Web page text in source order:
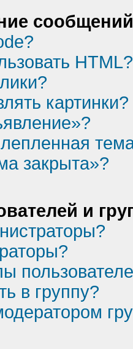
HTML?
картинки?
закрыта»?
и
в группу?